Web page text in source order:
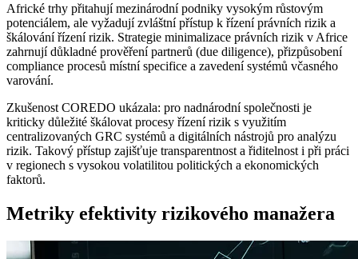
Africké trhy přitahují mezinárodní podniky vysokým růstovým
potenciálem, ale vyžadují zvláštní přístup k řízení právních rizik a
škálování řízení rizik. Strategie minimalizace právních rizik v Africe
zahrnují důkladné prověření partnerů (due diligence), přizpůsobení
compliance procesů místní specifice a zavedení systémů včasného
varování.
Zkušenost COREDO ukázala: pro nadnárodní společnosti je
kriticky důležité škálovat procesy řízení rizik s využitím
centralizovaných GRC systémů a digitálních nástrojů pro analýzu
rizik. Takový přístup zajišťuje transparentnost a řiditelnost i při práci
v regionech s vysokou volatilitou politických a ekonomických
faktorů.
Metriky efektivity rizikového manažera